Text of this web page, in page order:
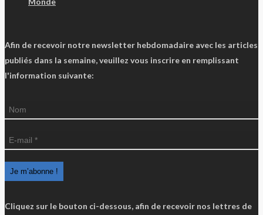
Afin de recevoir notre newsletter hebdomadaire avec les articles
publiés dans la semaine, veuillez vous inscrire en remplissant
l'information suivante:
Cliquez sur le bouton ci-dessous, afin de recevoir nos lettres de